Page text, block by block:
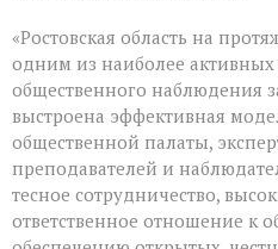
«Ростовская область на
одним из наиболее активных
общественного наблюдения
выстроена эффективная
общественной палаты,
преподавателей и
тесное сотрудничество,
ответственное отношение к